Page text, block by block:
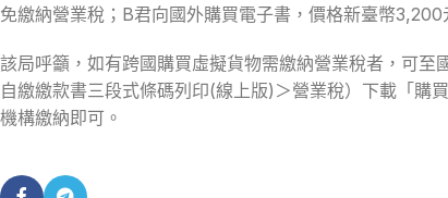
免繳納營業稅；B君向國外購買電子書，價格新臺幣
該局呼籲，如有跨國購買虛擬貨物需繳納營業稅者，可
自繳繳款書三段式條碼列印(線上版)＞營業稅）下載「購
機構繳納即可。